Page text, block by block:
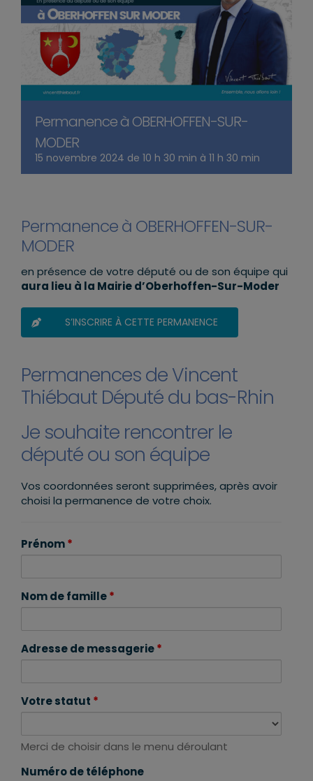
Permanence à OBERHOFFEN-SUR-
MODER
15 novembre 2024 de 10 h 30 min à 11 h 30 min
Permanence à OBERHOFFEN-SUR-
MODER
en présence de votre député ou de son équipe qui
aura lieu à la Mairie d’Oberhoffen-Sur-Moder
S’INSCRIRE À CETTE PERMANENCE
Permanences de Vincent
Thiébaut Député du bas-Rhin
Je souhaite rencontrer le
député ou son équipe
Vos coordonnées seront supprimées, après avoir
choisi la permanence de votre choix.
Prénom*
Nom de famille*
Adresse de messagerie*
Votre statut *
Merci de choisir dans le menu déroulant
Numéro de téléphone